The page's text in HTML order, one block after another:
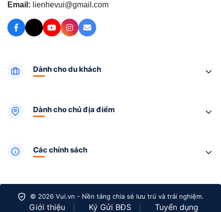
Email: lienhevui@gmail.com
Dành cho du khách
Dành cho chủ địa điểm
Các chính sách
© 2026 Vui.vn - Nền tảng chia sẻ lưu trú và trải nghiệm.
Giới thiệu Ký Gửi BĐS Tuyển dụng